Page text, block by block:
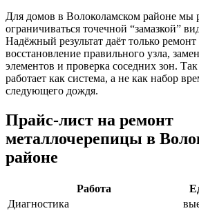
Для домов в Волоколамском районе мы
ограничиваться точечной “замазкой”
Надёжный результат даёт только
восстановление правильного узла,
элементов и проверка соседних зон.
работает как система, а не как набор
следующего дождя.
Прайс-лист на ремонт
металлочерепицы в
районе
Работа
Диагностика